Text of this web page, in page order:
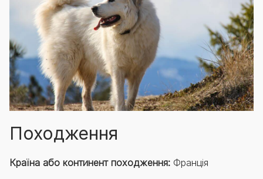
Походження
Країна або континент походження: Франція